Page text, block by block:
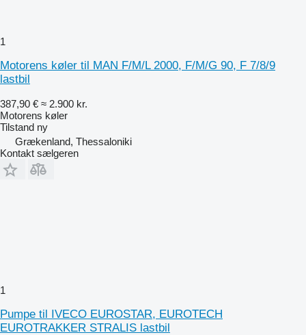
1
Motorens køler til MAN F/M/L 2000, F/M/G 90, F 7/8/9
lastbil
387,90 € ≈ 2.900 kr.
Motorens køler
Tilstand ny
Grækenland, Thessaloniki
Kontakt sælgeren
1
Pumpe til IVECO EUROSTAR, EUROTECH
EUROTRAKKER STRALIS lastbil